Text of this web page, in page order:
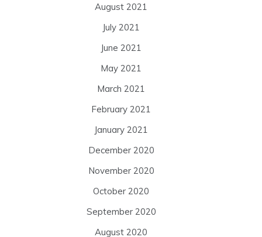
August 2021
July 2021
June 2021
May 2021
March 2021
February 2021
January 2021
December 2020
November 2020
October 2020
September 2020
August 2020